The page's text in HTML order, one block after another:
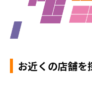
お近くの店舗を